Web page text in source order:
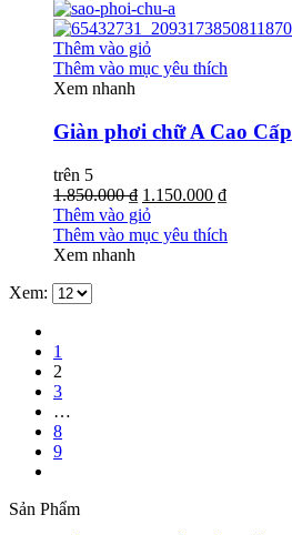
Thêm vào giỏ
Thêm vào mục yêu thích
Xem nhanh
Giàn phơi chữ A Cao Cấp
trên 5
1.850.000 ₫ 1.150.000 ₫
Thêm vào giỏ
Thêm vào mục yêu thích
Xem nhanh
Xem:
1
2
3
…
8
9
Sản Phẩm